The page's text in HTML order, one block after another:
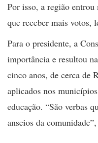
Por isso, a região
que receber mais votos,
Para o presidente, a
importância e resultou
cinco anos, de cerca de
aplicados nos
educação. “São verbas
anseios da